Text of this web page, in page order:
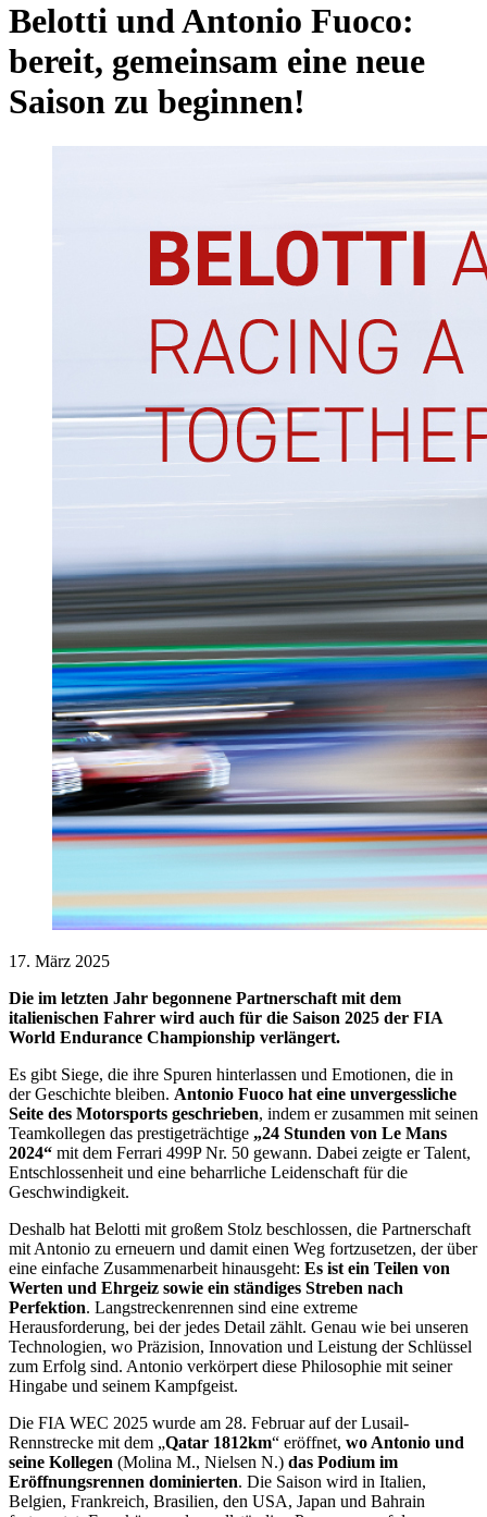
Belotti und Antonio Fuoco:
bereit, gemeinsam eine neue
Saison zu beginnen!
17. März 2025
Die im letzten Jahr begonnene Partnerschaft mit dem
italienischen Fahrer wird auch für die Saison 2025 der FIA
World Endurance Championship verlängert.
Es gibt Siege, die ihre Spuren hinterlassen und Emotionen, die in
der Geschichte bleiben. Antonio Fuoco hat eine unvergessliche
Seite des Motorsports geschrieben, indem er zusammen mit seinen
Teamkollegen das prestigeträchtige „24 Stunden von Le Mans
2024“ mit dem Ferrari 499P Nr. 50 gewann. Dabei zeigte er Talent,
Entschlossenheit und eine beharrliche Leidenschaft für die
Geschwindigkeit.
Deshalb hat Belotti mit großem Stolz beschlossen, die Partnerschaft
mit Antonio zu erneuern und damit einen Weg fortzusetzen, der über
eine einfache Zusammenarbeit hinausgeht: Es ist ein Teilen von
Werten und Ehrgeiz sowie ein ständiges Streben nach
Perfektion. Langstreckenrennen sind eine extreme
Herausforderung, bei der jedes Detail zählt. Genau wie bei unseren
Technologien, wo Präzision, Innovation und Leistung der Schlüssel
zum Erfolg sind. Antonio verkörpert diese Philosophie mit seiner
Hingabe und seinem Kampfgeist.
Die FIA WEC 2025 wurde am 28. Februar auf der Lusail-
Rennstrecke mit dem „Qatar 1812km“ eröffnet, wo Antonio und
seine Kollegen (Molina M., Nielsen N.) das Podium im
Eröffnungsrennen dominierten. Die Saison wird in Italien,
Belgien, Frankreich, Brasilien, den USA, Japan und Bahrain